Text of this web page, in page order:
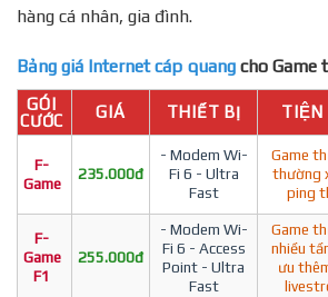
hàng cá nhân, gia đình.
Bảng giá Internet cáp quang cho Game
GÓI
CƯỚC
GIÁ THIẾT BỊ TIỆN
F-
Game
235.000đ
- Modem Wi-
Fi 6 - Ultra
Fast
Game
thường
ping
F-
Game
F1
255.000đ
- Modem Wi-
Fi 6 - Access
Point - Ultra
Fast
Game
nhiều
ưu